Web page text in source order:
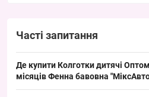
Часті запитання
Де купити Колготки дитячі
місяців Фенна бавовна